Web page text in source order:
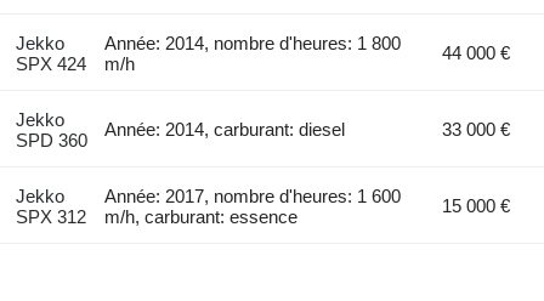
Jekko
SPX 424
Année: 2014, nombre d'heures: 1 800
m/h
44 000 €
Jekko
SPD 360
Année: 2014, carburant: diesel 33 000 €
Jekko
SPX 312
Année: 2017, nombre d'heures: 1 600
m/h, carburant: essence
15 000 €